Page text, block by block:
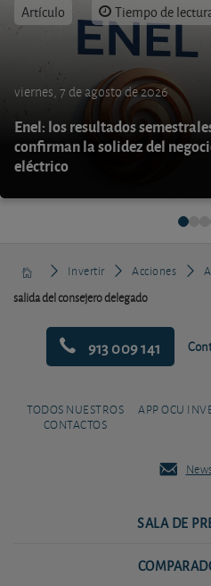
Artículo Tiempo de
viernes, 7 de agosto de 2026
Enel: los resultados
confirman la solidez del
eléctrico
Invertir Acciones
salida del consejero delegado
913 009 141
TODOS NUESTROS
CONTACTOS
APP OCU
SALA DE